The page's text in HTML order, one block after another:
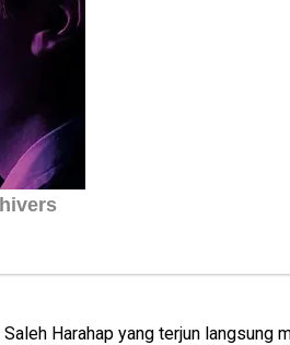
Harahap yang terjun langsung